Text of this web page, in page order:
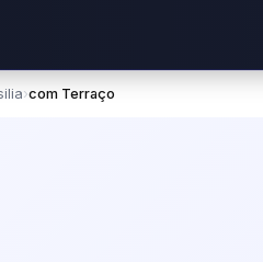
›com Terraço